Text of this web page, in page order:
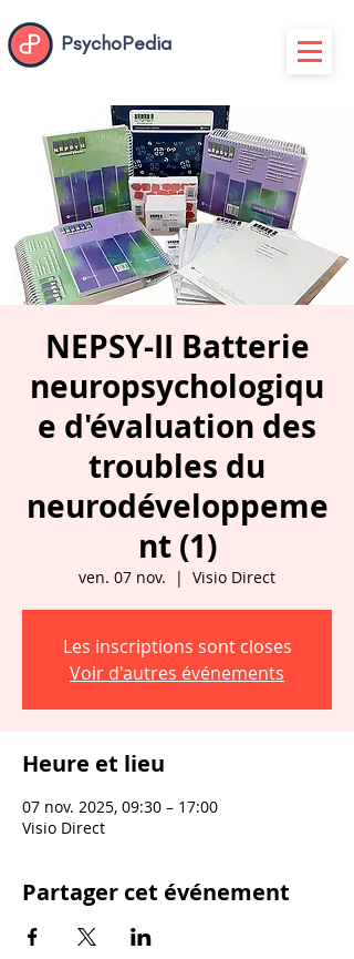
PsychoPedia
NEPSY-II Batterie
neuropsychologiqu
e d'évaluation des
troubles du
neurodéveloppeme
nt (1)
ven. 07 nov.
  |
Visio Direct
Les inscriptions sont closes
Voir d'autres événements
Heure et lieu
07 nov. 2025, 09:30 – 17:00
Visio Direct
Partager cet événement